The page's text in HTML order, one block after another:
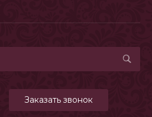
Заказать звонок